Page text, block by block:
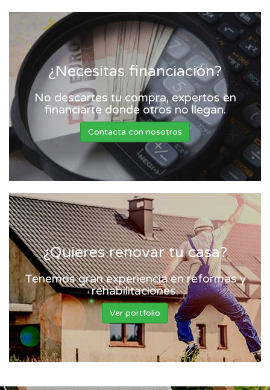
¿Necesitas financiación?
No descartes tu compra, expertos en
financiarte donde otros no llegan.
Contacta con nosotros
¿Quieres renovar tu casa?
Tenemos gran experiencia en reformas y
rehabilitaciones.
Ver portfolio